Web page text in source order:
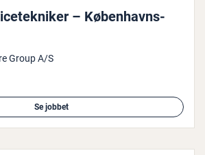
– Kø­ben­havns­
Group A/S
Se jobbet